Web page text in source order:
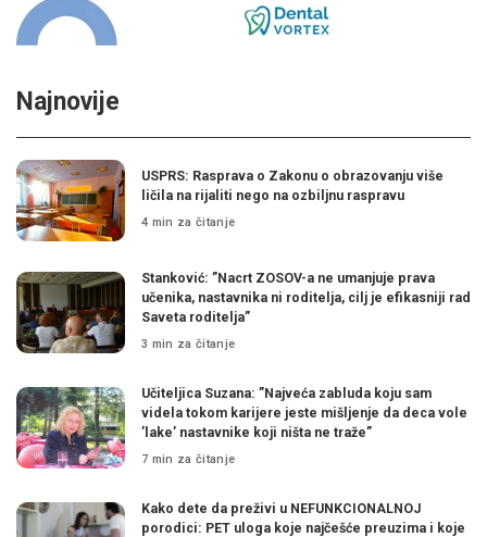
Najnovije
USPRS: Rasprava o Zakonu o obrazovanju više
ličila na rijaliti nego na ozbiljnu raspravu
4 min za čitanje
Stanković: ”Nacrt ZOSOV-a ne umanjuje prava
učenika, nastavnika ni roditelja, cilj je efikasniji rad
Saveta roditelja”
3 min za čitanje
Učiteljica Suzana: ”Najveća zabluda koju sam
videla tokom karijere jeste mišljenje da deca vole
’lake’ nastavnike koji ništa ne traže”
7 min za čitanje
Kako dete da preživi u NEFUNKCIONALNOJ
porodici: PET uloga koje najčešće preuzima i koje